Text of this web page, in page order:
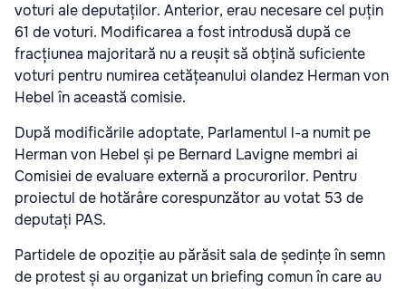
voturi ale deputaților. Anterior, erau necesare cel puțin
61 de voturi. Modificarea a fost introdusă după ce
fracțiunea majoritară nu a reușit să obțină suficiente
voturi pentru numirea cetățeanului olandez Herman von
Hebel în această comisie.
După modificările adoptate, Parlamentul l-a numit pe
Herman von Hebel și pe Bernard Lavigne membri ai
Comisiei de evaluare externă a procurorilor. Pentru
proiectul de hotărâre corespunzător au votat 53 de
deputați PAS.
Partidele de opoziție au părăsit sala de ședințe în semn
de protest și au organizat un briefing comun în care au